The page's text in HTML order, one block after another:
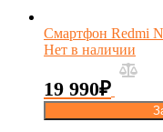
Смартфон Redmi
Нет в наличии
19 990₽